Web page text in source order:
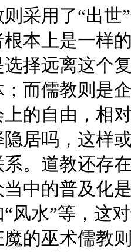
采用了“出
本上是一样
择远离这个
而儒教则是
的自由，相
居吗，这样
。道教还存
中的普及化
风水”等，这
的巫术儒教